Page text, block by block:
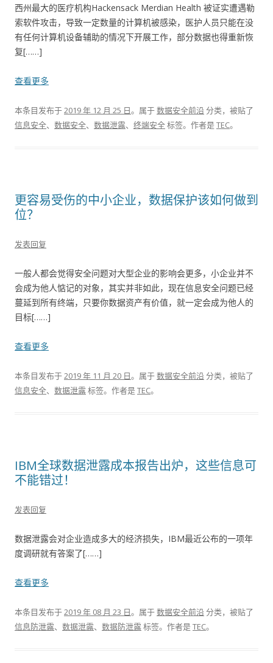
西州最大的医疗机构Hackensack Merdian Health 被证实遭遇勒
索软件攻击，导致一定数量的计算机被感染，医护人员只能在没
有任何计算机设备辅助的情况下开展工作，部分数据也得重新恢
复[……]
查看更多
本条目发布于2019 年 12 月 25 日。属于数据安全前沿分类，被贴了
信息安全、 数据安全、 数据泄露、 终端安全标签。 作者是TEC。
更容易受伤的中小企业，数据保护该如何做到
位？
发表回复
一般人都会觉得安全问题对大型企业的影响会更多，小企业并不
会成为他人惦记的对象，其实并非如此，现在信息安全问题已经
蔓延到所有终端，只要你数据资产有价值，就一定会成为他人的
目标[……]
查看更多
本条目发布于2019 年 11 月 20 日。属于数据安全前沿分类，被贴了
信息安全、 数据泄露标签。 作者是TEC。
IBM全球数据泄露成本报告出炉，这些信息可
不能错过！
发表回复
数据泄露会对企业造成多大的经济损失，IBM最近公布的一项年
度调研就有答案了[……]
查看更多
本条目发布于2019 年 08 月 23 日。属于数据安全前沿分类，被贴了
信息防泄露、 数据泄露、 数据防泄露标签。 作者是TEC。